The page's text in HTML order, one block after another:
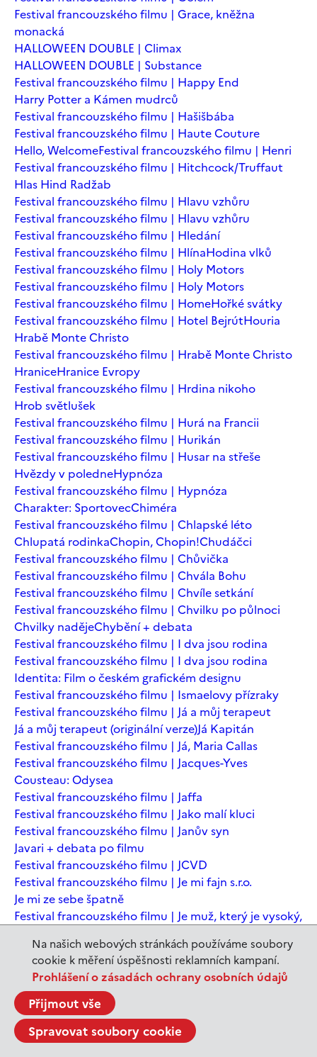
Na našich webových stránkách používáme soubory
cookie k měření úspěšnosti reklamních kampaní.
Prohlášení o zásadách ochrany osobních údajů
Přijmout vše
Spravovat soubory cookie
Festival francouzského filmu | Grace, kněžna
monacká
HALLOWEEN DOUBLE | Climax
HALLOWEEN DOUBLE | Substance
Festival francouzského filmu | Happy End
Harry Potter a Kámen mudrců
Festival francouzského filmu | Hašišbába
Festival francouzského filmu | Haute Couture
Hello, WelcomeFestival francouzského filmu | Henri
Festival francouzského filmu | Hitchcock/Truffaut
Hlas Hind Radžab
Festival francouzského filmu | Hlavu vzhůru
Festival francouzského filmu | Hlavu vzhůru
Festival francouzského filmu | Hledání
Festival francouzského filmu | HlínaHodina vlků
Festival francouzského filmu | Holy Motors
Festival francouzského filmu | Holy Motors
Festival francouzského filmu | HomeHořké svátky
Festival francouzského filmu | Hotel BejrútHouria
Hrabě Monte Christo
Festival francouzského filmu | Hrabě Monte Christo
HraniceHranice Evropy
Festival francouzského filmu | Hrdina nikoho
Hrob světlušek
Festival francouzského filmu | Hurá na Francii
Festival francouzského filmu | Hurikán
Festival francouzského filmu | Husar na střeše
Hvězdy v poledneHypnóza
Festival francouzského filmu | Hypnóza
Charakter: SportovecChiméra
Festival francouzského filmu | Chlapské léto
Chlupatá rodinkaChopin, Chopin!Chudáčci
Festival francouzského filmu | Chůvička
Festival francouzského filmu | Chvála Bohu
Festival francouzského filmu | Chvíle setkání
Festival francouzského filmu | Chvilku po půlnoci
Chvilky nadějeChybění + debata
Festival francouzského filmu | I dva jsou rodina
Festival francouzského filmu | I dva jsou rodina
Identita: Film o českém grafickém designu
Festival francouzského filmu | Ismaelovy přízraky
Festival francouzského filmu | Já a můj terapeut
Já a můj terapeut (originální verze)Já Kapitán
Festival francouzského filmu | Já, Maria Callas
Festival francouzského filmu | Jacques-Yves
Cousteau: Odysea
Festival francouzského filmu | Jaffa
Festival francouzského filmu | Jako malí kluci
Festival francouzského filmu | Janův syn
Javari + debata po filmu
Festival francouzského filmu | JCVD
Festival francouzského filmu | Je mi fajn s.r.o.
Je mi ze sebe špatně
Festival francouzského filmu | Je muž, který je vysoký,
Chomským
Festival francouzského filmu | Je to jen konec světa
Festival francouzského filmu | Je to jen konec světa
Festival francouzského filmu | Jeanne du Barry -
Králova milenka
Jeanne du Barry – Králova milenka